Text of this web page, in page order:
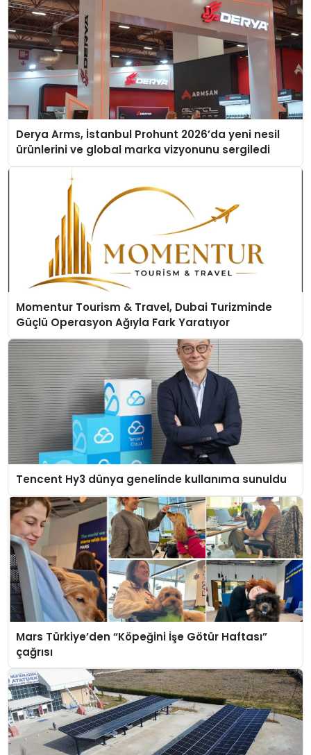
Derya Arms, İstanbul Prohunt 2026’da yeni nesil
ürünlerini ve global marka vizyonunu sergiledi
Momentur Tourism & Travel, Dubai Turizminde
Güçlü Operasyon Ağıyla Fark Yaratıyor
Tencent Hy3 dünya genelinde kullanıma sunuldu
Mars Türkiye’den “Köpeğini İşe Götür Haftası”
çağrısı